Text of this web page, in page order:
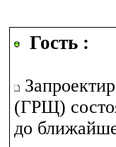
Гость :
(ГРЩ)
до